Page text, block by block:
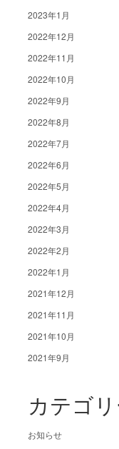
2023年1月
2022年12月
2022年11月
2022年10月
2022年9月
2022年8月
2022年7月
2022年6月
2022年5月
2022年4月
2022年3月
2022年2月
2022年1月
2021年12月
2021年11月
2021年10月
2021年9月
カテゴ
お知らせ